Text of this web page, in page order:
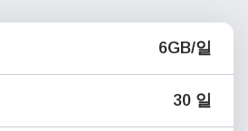
6GB/일
30 일